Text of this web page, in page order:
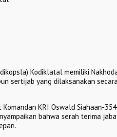
Kodiklatal memiliki
sertijab yang dilaksanakan
KRI Oswald Siahaan-
bahwa serah terima